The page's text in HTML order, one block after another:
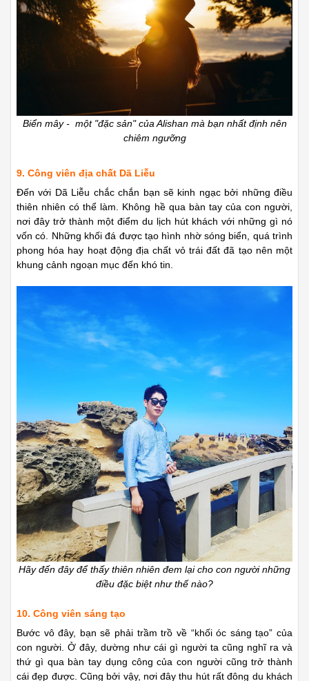
Biển mây - một "đặc sản" của Alishan mà bạn nhất định nên
chiêm ngưỡng
9. Công viên địa chất Dã Liễu
Đến với Dã Liễu chắc chắn bạn sẽ kinh ngạc bởi những điều
thiên nhiên có thể làm. Không hề qua bàn tay của con người,
nơi đây trở thành một điểm du lịch hút khách với những gì nó
vốn có. Những khối đá được tạo hình nhờ sóng biển, quá trình
phong hóa hay hoạt động địa chất vỏ trái đất đã tạo nên một
khung cảnh ngoạn mục đến khó tin.
Hãy đến đây để thấy thiên nhiên đem lại cho con người những
điều đặc biệt như thế nào?
10. Công viên sáng tạo
Bước vô đây, bạn sẽ phải trầm trồ về “khối óc sáng tạo” của
con người. Ở đây, dường như cái gì người ta cũng nghĩ ra và
thứ gì qua bàn tay dụng công của con người cũng trở thành
cái đẹp được. Cũng bởi vậy, nơi đây thu hút rất đông du khách